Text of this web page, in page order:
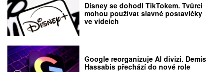
Disney se dohodl TikTokem. Tvůrci
mohou používat slavné postavičky
ve videích
Google reorganizuje AI divizi. Demis
Hassabis přechází do nové role